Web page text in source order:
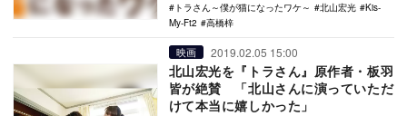
トラさん～僕が猫になったワケ～
北山宏光
Kis-
My-Ft2
高橋梓
映画 2019.02.05 15:00
北山宏光を『トラさん』原作者・板羽
皆が絶賛 「北山さんに演っていただ
けて本当に嬉しかった」